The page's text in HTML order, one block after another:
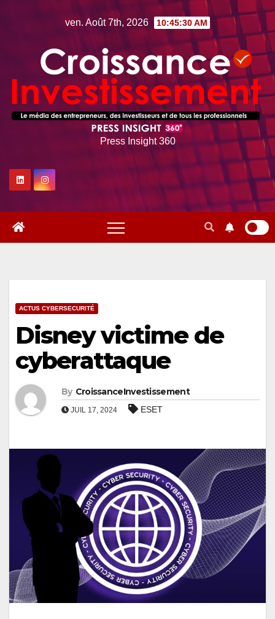
ven. Août 7th, 2026 10:45:31 AM
Press Insight 360
ACTUS CYBERSECURITÉ
Disney victime de
cyberattaque
By CroissanceInvestissement
JUIL 17, 2024 ESET